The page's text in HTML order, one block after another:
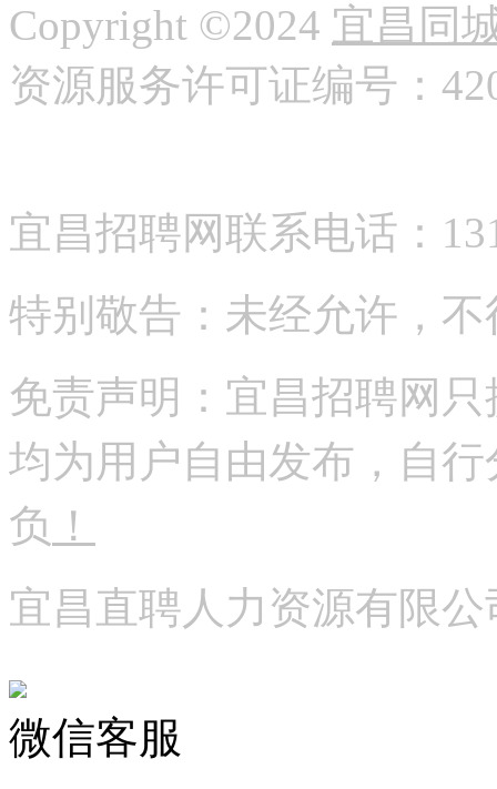
Copyright ©2024 宜昌同
资源服务许可证编号：
宜昌招聘网联系电话：
特别敬告：未经允许，
免责声明：宜昌招聘网
均为用户自由发布，自
负 ！
宜昌直聘人力资源有限
微信客服